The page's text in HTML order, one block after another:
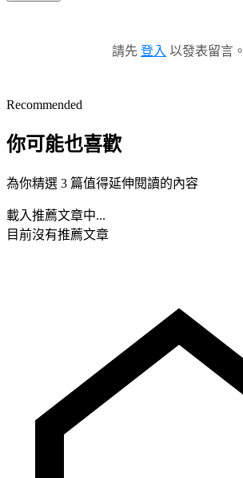
請先 登入 以發表留言。
Recommended
你可能也喜歡
為你精選 3 篇值得延伸閱讀的內容
載入推薦文章中...
目前沒有推薦文章